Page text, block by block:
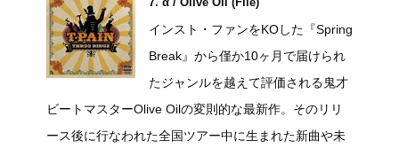
インスト・ファンをKOした『Spring
Break』から僅か10ヶ月で届けられ
たジャンルを越えて評価される鬼才
ビートマスターOlive Oilの変則的な最新作。そのリリ
ース後に行なわれた全国ツアー中に生まれた新曲や未